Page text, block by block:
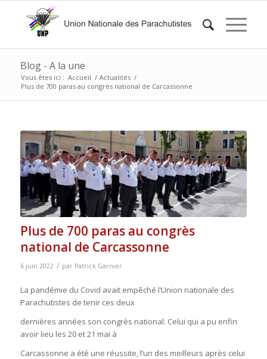
Blog - A la une
Vous êtes ici : Accueil / Actualités /
Plus de 700 paras au congrès national de Carcassonne
Plus de 700 paras au congrès
national de Carcassonne
6 juin 2022 / par Patrick Garnier
La pandémie du Covid avait empêché l‘Union nationale des
Parachutistes de tenir ces deux
dernières années son congrès national. Celui qui a pu enfin
avoir lieu les 20 et 21 mai à
Carcassonne a été une réussite, l’un des meilleurs après celui